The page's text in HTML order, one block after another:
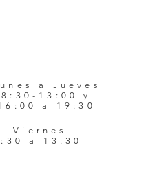
a Jueves
8:30-13:00 y
a 19:30
Viernes
a 13:30